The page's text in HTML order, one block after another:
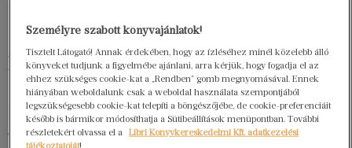
A University College Dublin hallgatójaként
történelmet és angol irodalmat tanult, majd három
évre Barcelonába költözött. Az ott töltött idő későbbi
műveire nagy hatást gyakorolt. Első regénye, aThe
Southcímmel 1990-ben jelent meg. Ezt követte
Személyre szabott könyvajánlatok!
Tisztelt Látogató! Annak érdekében, hogy az ízléséhez minél közelebb álló
könyveket tudjunk a figyelmébe ajánlani, arra kérjük, hogy fogadja el az
ehhez szükséges cookie-kat a „Rendben” gomb megnyomásával. Ennek
hiányában weboldalunk csak a weboldal használata szempontjából
legszükségesebb cookie-kat telepíti a böngészőjébe, de cookie-preferenciáit
később is bármikor módosíthatja a Sütibeállítások menüpontban. További
részletekért olvassa el a
Libri Könyvkereskedelmi Kft. adatkezelési
tájékoztatóját!